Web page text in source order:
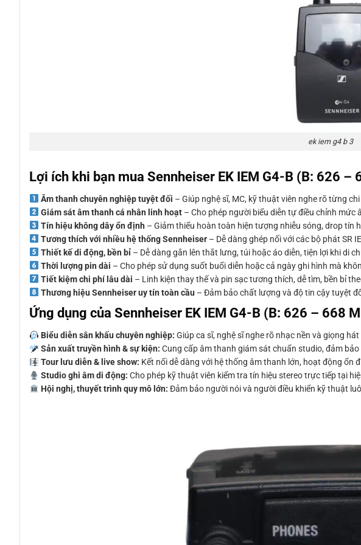
ek iem g4 b 3
Lợi ích khi bạn mua Sennheiser EK IEM G4-B (B: 626 –
Âm thanh chuyên nghiệp tuyệt đối – Giúp nghệ sĩ, MC, kỹ thuật viên nghe rõ từng
Giám sát âm thanh cá nhân linh hoạt– Cho phép người biểu diễn tự điều chỉnh mức
Tín hiệu không dây ổn định – Giảm thiểu hoàn toàn hiện tượng nhiễu sóng, drop tín
Tương thích với nhiều hệ thống Sennheiser– Dễ dàng ghép nối với các bộ phát SR
Thiết kế di động, bền bỉ– Dễ dàng gắn lên thắt lưng, túi hoặc áo diễn, tiện lợi khi di
Thời lượng pin dài – Cho phép sử dụng suốt buổi diễn hoặc cả ngày ghi hình mà
Tiết kiệm chi phí lâu dài – Linh kiện thay thế và pin sạc tương thích, dễ tìm, bền bỉ
Thương hiệu Sennheiser uy tín toàn cầu – Đảm bảo chất lượng và độ tin cậy tuyệt
Ứng dụng của Sennheiser EK IEM G4-B (B: 626 – 668
Biểu diễn sân khấu chuyên nghiệp: Giúp ca sĩ, nghệ sĩ nghe rõ nhạc nền và giọng
Sản xuất truyền hình & sự kiện: Cung cấp âm thanh giám sát chuẩn studio, đảm
Tour lưu diễn & live show: Kết nối dễ dàng với hệ thống âm thanh lớn, hoạt động ổn
Studio ghi âm di động: Cho phép kỹ thuật viên kiểm tra tín hiệu stereo trực tiếp tại
Hội nghị, thuyết trình quy mô lớn: Đảm bảo người nói và người điều khiển kỹ thuật